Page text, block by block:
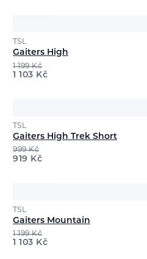
TSL
Gaiters High
1 199Kč
1 103 Kč
TSL
Gaiters High Trek Short
999Kč
919 Kč
TSL
Gaiters Mountain
1 199Kč
1 103 Kč